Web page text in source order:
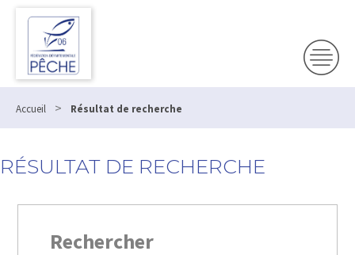
Accueil > Résultat de recherche
RÉSULTAT DE RECHERCHE
Rechercher